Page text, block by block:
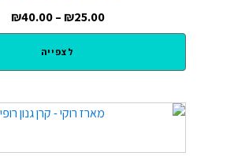
₪25.00
–
₪40.00
לצפייה